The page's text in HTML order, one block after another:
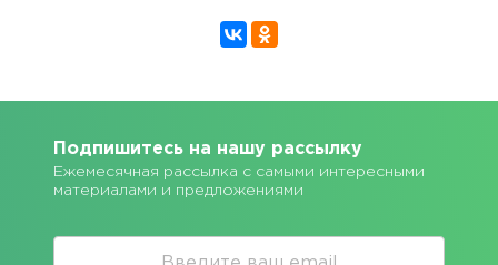
Подпишитесь на нашу рассылку
Ежемесячная рассылка с самыми интересными
материалами и предложениями